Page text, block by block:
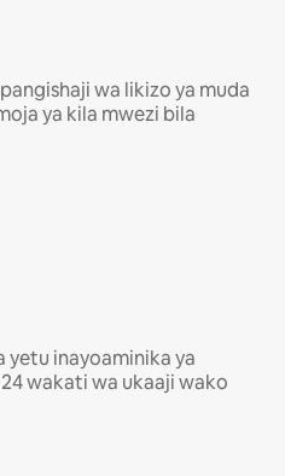
wa likizo ya muda
ya kila mwezi bila
yetu inayoaminika ya
wakati wa ukaaji wako